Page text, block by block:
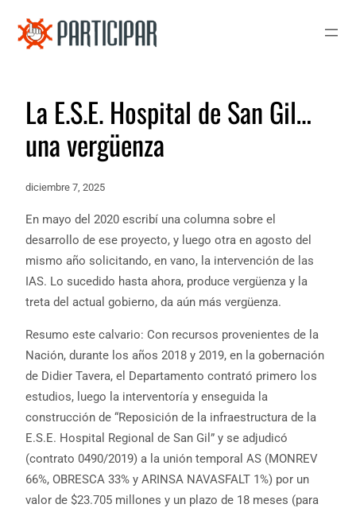
La E.S.E. Hospital de San Gil…
una vergüenza
diciembre 7, 2025
En mayo del 2020 escribí una columna sobre el
desarrollo de ese proyecto, y luego otra en agosto del
mismo año solicitando, en vano, la intervención de las
IAS. Lo sucedido hasta ahora, produce vergüenza y la
treta del actual gobierno, da aún más vergüenza.
Resumo este calvario: Con recursos provenientes de la
Nación, durante los años 2018 y 2019, en la gobernación
de Didier Tavera, el Departamento contrató primero los
estudios, luego la interventoría y enseguida la
construcción de “Reposición de la infraestructura de la
E.S.E. Hospital Regional de San Gil” y se adjudicó
(contrato 0490/2019) a la unión temporal AS (MONREV
66%, OBRESCA 33% y ARINSA NAVASFALT 1%) por un
valor de $23.705 millones y un plazo de 18 meses (para